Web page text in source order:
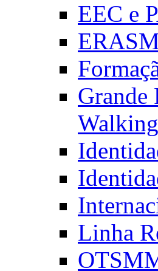
EEC e
Grande
Walking
Linha